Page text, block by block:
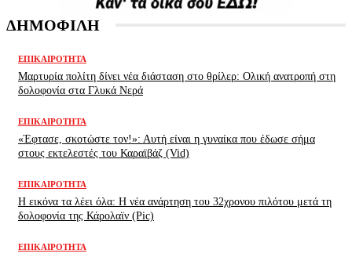
ΔΗΜΟΦΙΛΗ
ΕΠΙΚΑΙΡΌΤΗΤΑ
Μαρτυρία πολίτη δίνει νέα διάσταση στο θρίλερ: Ολική ανατροπή στη
δολοφονία στα Γλυκά Νερά
ΕΠΙΚΑΙΡΌΤΗΤΑ
«Έφτασε, σκοτώστε τον!»: Αυτή είναι η γυναίκα που έδωσε σήμα
στους εκτελεστές του Καραϊβάζ (Vid)
ΕΠΙΚΑΙΡΌΤΗΤΑ
H εικόνα τα λέει όλα: H νέα ανάρτηση του 32χρονου πιλότου μετά τη
δολοφονία της Κάρολαϊν (Pic)
ΕΠΙΚΑΙΡΌΤΗΤΑ